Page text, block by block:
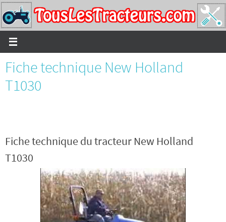
Passer
vers
le
contenu
Fiche technique New Holland
T1030
Fiche technique du tracteur New Holland
T1030